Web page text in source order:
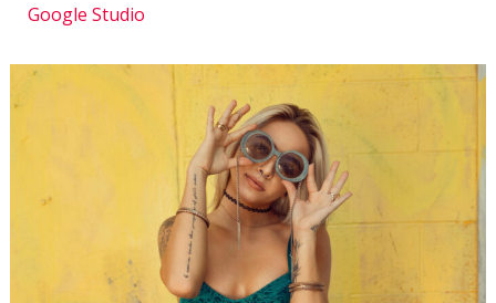
Google Studio